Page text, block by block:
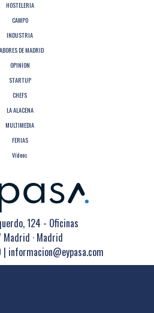
HOSTELERIA
CAMPO
INDUSTRIA
DE MADRID
OPINION
STARTUP
CHEFS
LA ALACENA
MULTIMEDIA
FERIAS
Vídeos
124 - Oficinas
· Madrid
| informacion@eypasa.com